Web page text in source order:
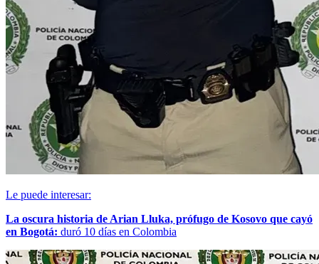
Le puede interesar:
La oscura historia de Arian Lluka, prófugo de Kosovo que cayó
en Bogotá: duró 10 días en Colombia